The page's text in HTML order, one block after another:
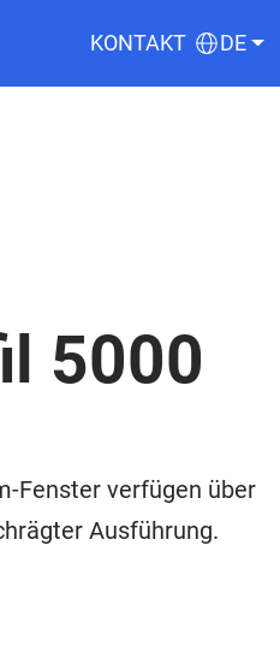
KONTAKT DE
5000
Fenster verfügen über
Ausführung.